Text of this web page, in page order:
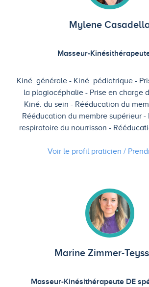
Mylene
Masseur-
Kiné. générale Kiné. pédiatrique
la plagiocéphalie
Prise en charge
Kiné. du sein
Rééducation du
Rééducation du membre supérieur
respiratoire du nourrisson
Voir le profil praticien /
Marine Zimmer-
Masseur-Kinésithérapeute DE